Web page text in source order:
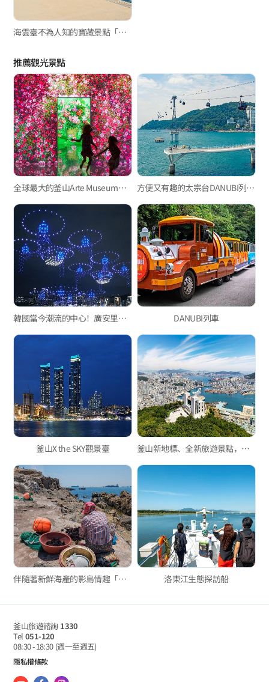
海雲臺不為人知的寶藏景點「松亭九德浦路」
推薦觀光景點
全球最大的釜山Arte Museum，令人著迷的沉浸式媒體藝術！ 方便又有趣的太宗台DANUBI列車、松島海上纜車
韓國當今潮流的中心！廣安里M無人機燈光秀 DANUBI列車
釜山X the SKY觀景臺 釜山新地標、全新旅遊景點，天馬山綜合觀景台
伴隨著新鮮海產的影島情趣「影島海女村」 洛東江生態探訪船
釜山旅遊諮詢 1330
Tel 051-120
08:30 - 18:30 (週一至週五)
隱私權條款